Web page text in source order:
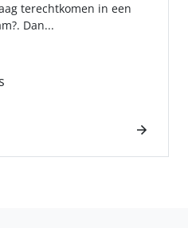
terechtkomen in een
Dan...